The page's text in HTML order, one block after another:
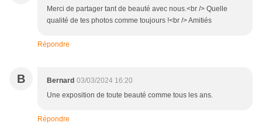
Merci de partager tant de beauté avec nous.<br /> Quelle
qualité de tes photos comme toujours !<br /> Amitiés
Répondre
B Bernard 03/03/2024 16:20
Une exposition de toute beauté comme tous les ans.
Répondre